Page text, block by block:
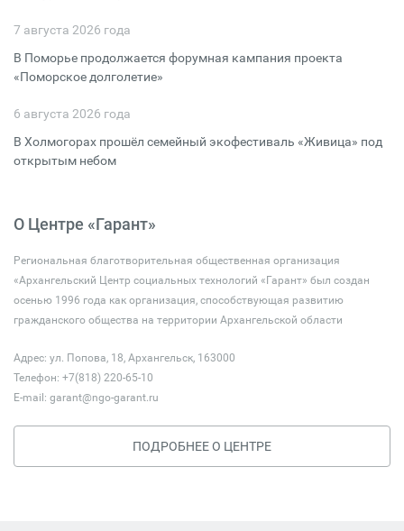
7 августа 2026 года
В Поморье продолжается форумная кампания проекта
«Поморское долголетие»
6 августа 2026 года
В Холмогорах прошёл семейный экофестиваль «Живица» под
открытым небом
О Центре «Гарант»
Региональная благотворительная общественная организация
«Архангельский Центр социальных технологий «Гарант» был создан
осенью 1996 года как организация, способствующая развитию
гражданского общества на территории Архангельской области
Адрес: ул. Попова, 18, Архангельск, 163000
Телефон: +7(818) 220-65-10
E-mail: garant@ngo-garant.ru
ПОДРОБНЕЕ О ЦЕНТРЕ